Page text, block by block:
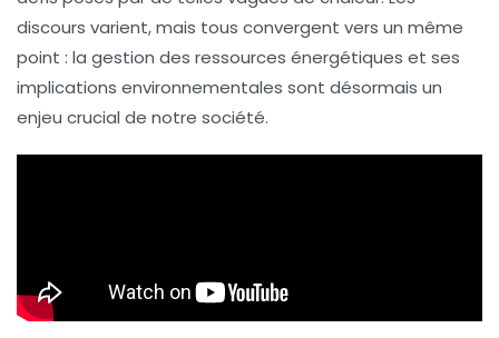
discours varient, mais tous convergent vers un même
point : la gestion des ressources énergétiques et ses
implications environnementales sont désormais un
enjeu crucial de notre société.